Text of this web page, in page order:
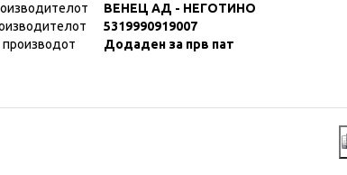
ВЕНЕЦ АД - НЕГОТИНО
5319990919007
производот
Додаден за прв пат